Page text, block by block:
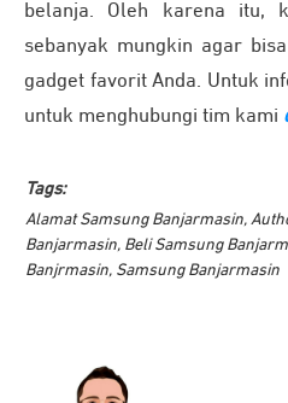
belanja. Oleh karena itu,
sebanyak mungkin agar
gadget favorit Anda. Untuk
untuk menghubungi tim kami
Tags:
Alamat Samsung Banjarmasin,
Banjarmasin, Beli Samsung
Banjrmasin, Samsung Banjarmasin